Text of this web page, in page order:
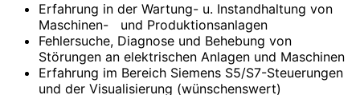
Erfahrung in der Wartung- u. Instandhaltung von
Maschinen- und Produktionsanlagen
Fehlersuche, Diagnose und Behebung von
Störungen an elektrischen Anlagen und Maschinen
Erfahrung im Bereich Siemens S5/S7-Steuerungen
und der Visualisierung (wünschenswert)